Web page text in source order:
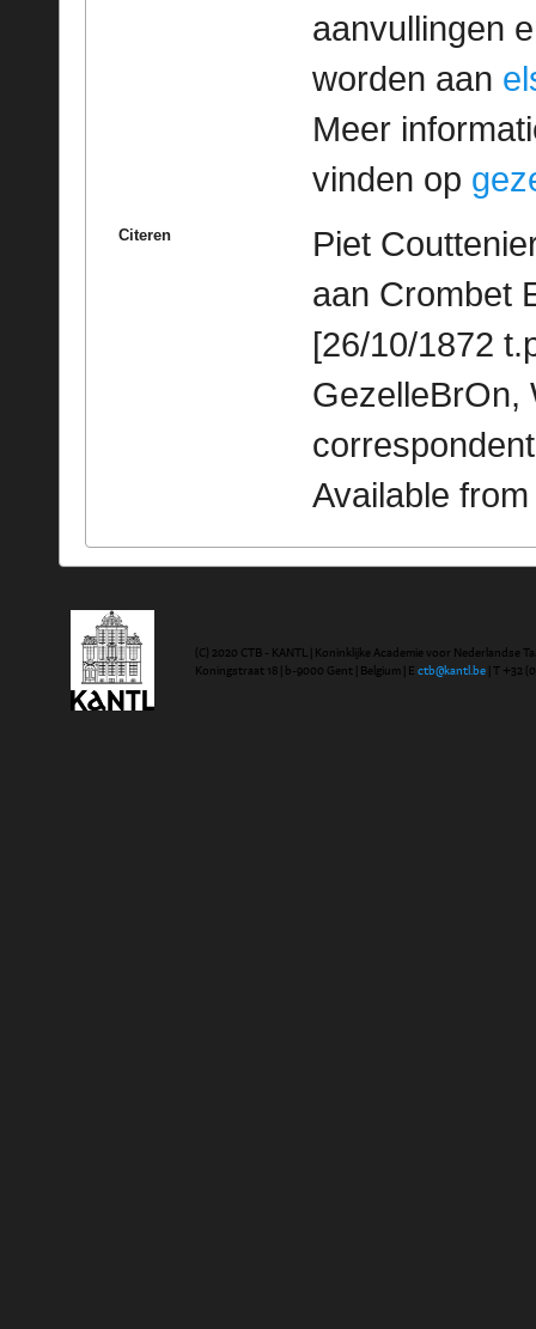
aanvullingen
worden aan
Meer
vinden op
Citeren
Piet
aan Crombet
[26/10/1872
GezelleBrOn,
Available
(C) 2020 CTB - KANTL | Koninklijke Academie voor Nederlandse
Koningstraat 18 | b-9000 Gent | Belgium | E ctb@kantl.be | T +32